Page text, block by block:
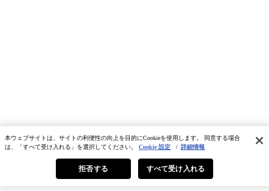
本ウェブサイトは、サイトの利便性の向上を目的にCookieを使用します。 同意する場合
は、「すべて受け入れる」を選択してください。 Cookie 設定 / 詳細情報
拒否する すべて受け入れる